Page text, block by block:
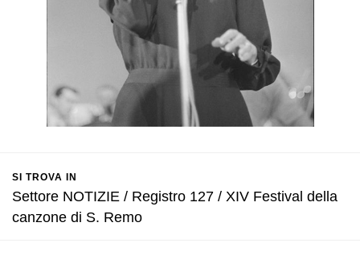
SI TROVA IN
Settore NOTIZIE / Registro 127 / XIV Festival della
canzone di S. Remo